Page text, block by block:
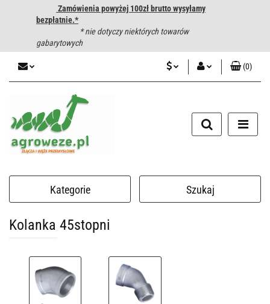
Zamówienia powyżej 100zł brutto wysyłamy
bezpłatnie.*
* nie dotyczy niektórych towarów
gabarytowych
Zarejestruj się
Dodaj zgłoszenie
(0)
Kategorie Szukaj
Kolanka 45stopni